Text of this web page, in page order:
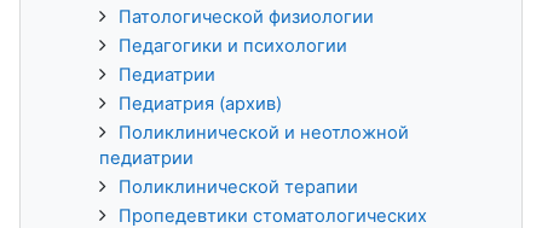
Патологической физиологии
Педагогики и психологии
Педиатрии
Педиатрия (архив)
Поликлинической и неотложной
педиатрии
Поликлинической терапии
Пропедевтики стоматологических